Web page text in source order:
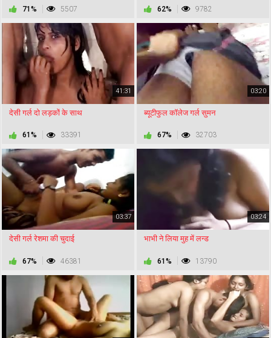
71% 5507 62% 9782
41:31
देसी गर्ल दो लड़कों के साथ
61% 33391
03:20
ब्यूटीफुल कॉलेज गर्ल सुमन
67% 32703
03:37
देसी गर्ल रेशमा की चुदाई
67% 46381
03:24
भाभी ने लिया मुह में लन्ड
61% 13790